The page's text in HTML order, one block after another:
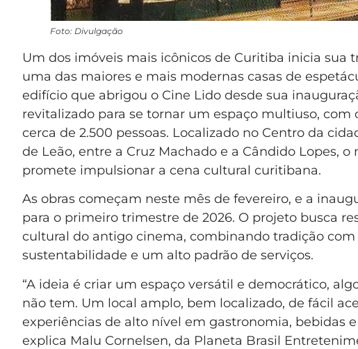
Foto: Divulgação
Um dos imóveis mais icônicos de Curitiba inicia sua
uma das maiores e mais modernas casas de
edifício que abrigou o Cine Lido desde sua
revitalizado para se tornar um espaço multiuso, com
cerca de 2.500 pessoas. Localizado no Centro da
de Leão, entre a Cruz Machado e a Cândido Lopes, o
promete impulsionar a cena cultural curitibana.
As obras começam neste mês de fevereiro, e a
para o primeiro trimestre de 2026. O projeto busca
cultural do antigo cinema, combinando tradição
sustentabilidade e um alto padrão de serviços.
“A ideia é criar um espaço versátil e democrático,
não tem. Um local amplo, bem localizado, de fácil
experiências de alto nível em gastronomia, bebidas
explica Malu Cornelsen, da Planeta Brasil